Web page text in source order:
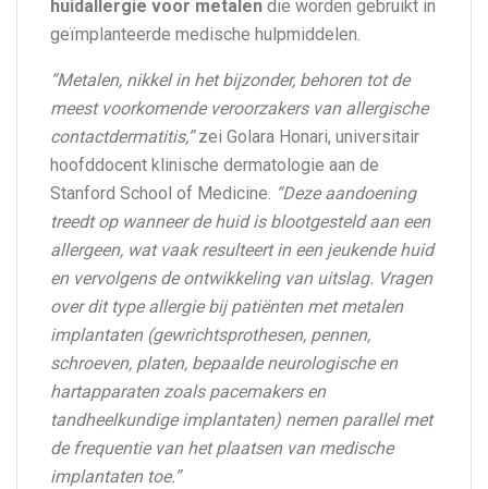
huidallergie voor metalen die worden gebruikt in
geïmplanteerde medische hulpmiddelen.
“Metalen, nikkel in het bijzonder, behoren tot de
meest voorkomende veroorzakers van allergische
contactdermatitis,”zei Golara Honari, universitair
hoofddocent klinische dermatologie aan de
Stanford School of Medicine. “Deze aandoening
treedt op wanneer de huid is blootgesteld aan een
allergeen, wat vaak resulteert in een jeukende huid
en vervolgens de ontwikkeling van uitslag. Vragen
over dit type allergie bij patiënten met metalen
implantaten (gewrichtsprothesen, pennen,
schroeven, platen, bepaalde neurologische en
hartapparaten zoals pacemakers en
tandheelkundige implantaten) nemen parallel met
de frequentie van het plaatsen van medische
implantaten toe.”